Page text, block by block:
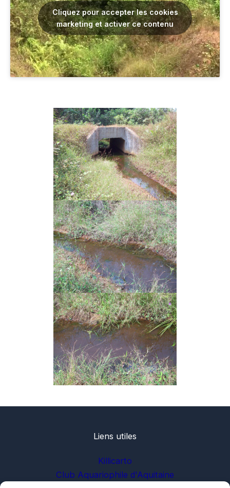
Cliquez pour accepter les cookies
marketing et activer ce contenu
Liens utiles
Killicarto
Club Aquariophile d'Aquitaine